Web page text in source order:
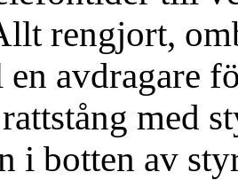
rengjort,
avdragare
med
i botten av